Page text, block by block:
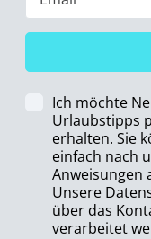
Ich möchte
Urlaubstipps
erhalten. Sie
einfach nach
Anweisungen
Unsere
über das
verarbeitet